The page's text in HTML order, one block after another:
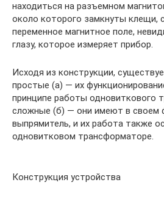
находиться на разъемном
около которого замкнуты клещи,
переменное магнитное поле,
глазу, которое измеряет прибор.
Исходя из конструкции,
простые (а) — их
принципе работы одновиткового
сложные (б) — они имеют в своем
выпрямитель, и их работа также
одновитковом трансформаторе.
Конструкция устройства